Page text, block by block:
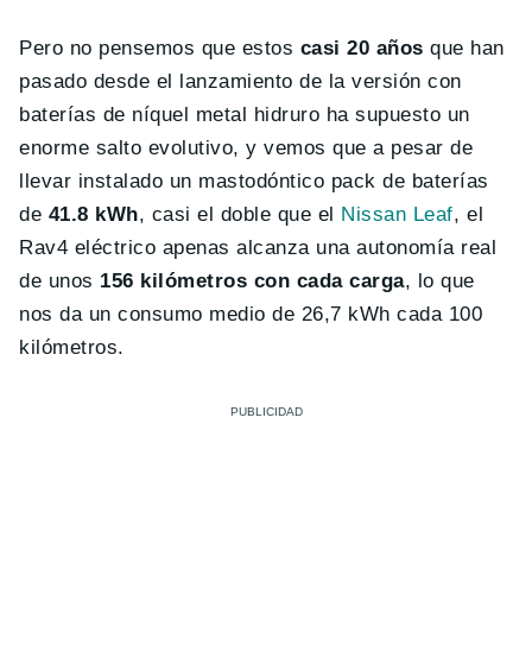
Pero no pensemos que estos casi 20 años que han
pasado desde el lanzamiento de la versión con
baterías de níquel metal hidruro ha supuesto un
enorme salto evolutivo, y vemos que a pesar de
llevar instalado un mastodóntico pack de baterías
de 41.8 kWh, casi el doble que el Nissan Leaf, el
Rav4 eléctrico apenas alcanza una autonomía real
de unos 156 kilómetros con cada carga, lo que
nos da un consumo medio de 26,7 kWh cada 100
kilómetros.